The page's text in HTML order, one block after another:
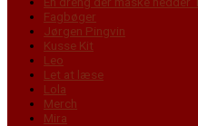
Fagbøger
Jørgen Pingvin
Kusse Kit
Leo
Let at læse
Lola
Merch
Mira